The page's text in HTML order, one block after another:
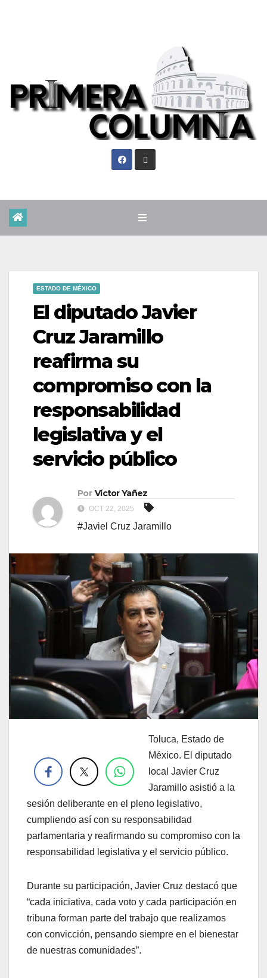
ESTADO DE MÉXICO
El diputado Javier
Cruz Jaramillo
reafirma su
compromiso con la
responsabilidad
legislativa y el
servicio público
Por Víctor Yañez
OCT 22, 2025
#Javiel Cruz Jaramillo
Toluca, Estado de
México. El diputado
local Javier Cruz
Jaramillo asistió a la
sesión deliberante en el pleno legislativo,
cumpliendo así con su responsabilidad
parlamentaria y reafirmando su compromiso con la
responsabilidad legislativa y el servicio público.
Durante su participación, Javier Cruz destacó que
“cada iniciativa, cada voto y cada participación en
tribuna forman parte del trabajo que realizamos
con convicción, pensando siempre en el bienestar
de nuestras comunidades”.